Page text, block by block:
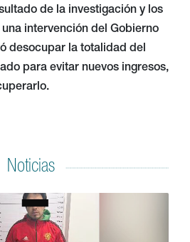
de la investigación y los
intervención del Gobierno
desocupar la totalidad del
para evitar nuevos ingresos,
Noticias